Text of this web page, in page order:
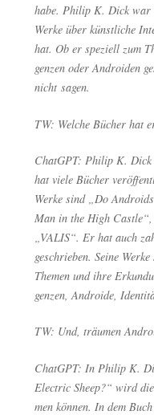
habe. Phil­ip K. Dick war
Wer­ke über künst­li­che
hat. Ob er spe­zi­ell zum
gen­zen oder Andro­iden
nicht sagen.
TW: Wel­che Bücher hat
ChatGPT: Phil­ip K.
hat vie­le Bücher
Wer­ke sind „Do
Man in the High
„VALIS“. Er hat auch
geschrie­ben. Sei­ne
The­men und ihre
gen­zen, Andro­ide,
TW: Und, träu­men
ChatGPT: In Phil­ip K.
Elec­tric Sheep?“ wird
men kön­nen. In dem